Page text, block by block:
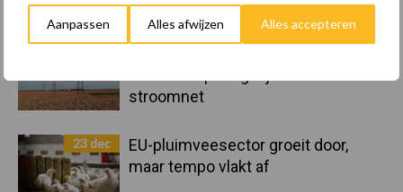
Aanpassen Alles afwijzen Alles accepteren
stroomnet
23 dec
EU-pluimveesector groeit door,
maar tempo vlakt af